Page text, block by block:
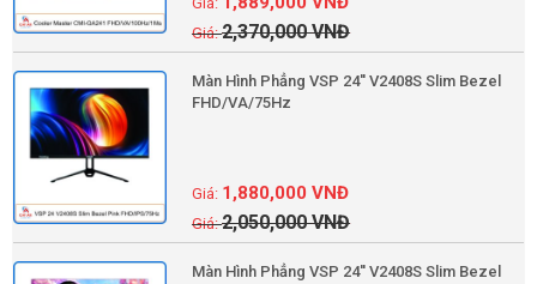
2,370,000VNĐ
Màn Hình Phẳng VSP 24'' V2408S Slim Bezel
FHD/VA/75Hz
2,050,000VNĐ
1,880,000VNĐ
Màn Hình Phẳng VSP 24'' V2408S Slim Bezel